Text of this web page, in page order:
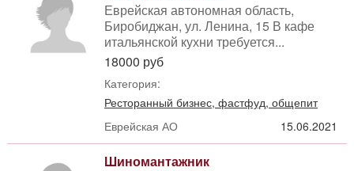
Еврейская автономная область,
Биробиджан, ул. Ленина, 15 В кафе
итальянской кухни требуется...
18000 руб
Категория:
Ресторанный бизнес, фастфуд, общепит
Еврейская АО
15.06.2021
Шиномантажник